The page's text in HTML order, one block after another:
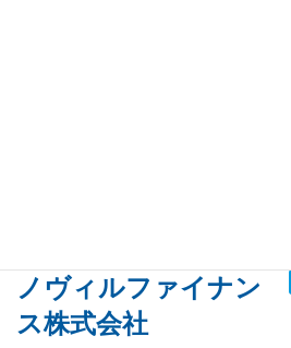
ノヴィルファイナン
ス株式会社